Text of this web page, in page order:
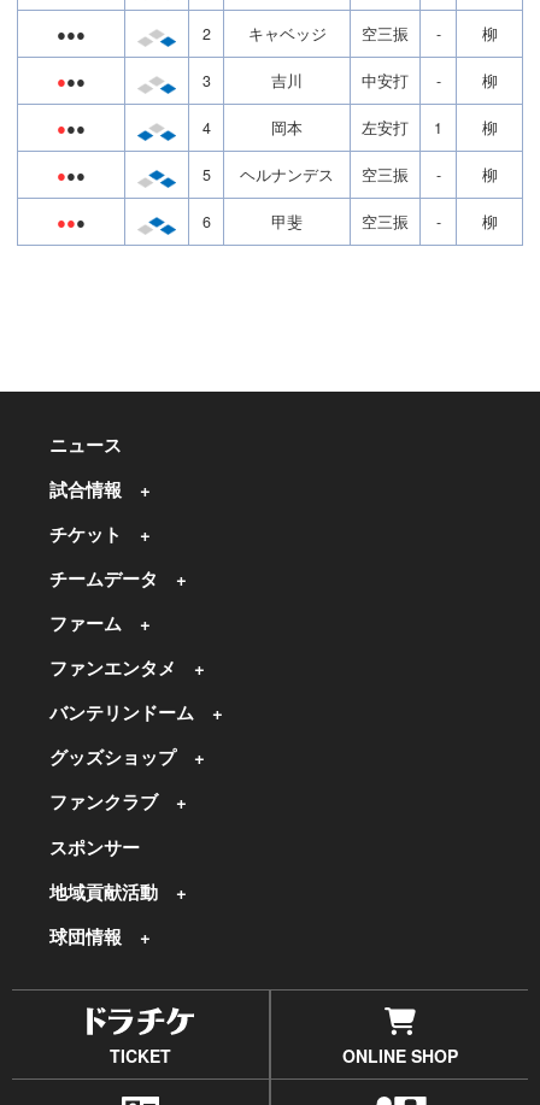
●●● 2 キャベッジ 空三振 - 柳
●●● 3 吉川 中安打 - 柳
●●● 4 岡本 左安打 1 柳
●●● 5 ヘルナンデス 空三振 - 柳
●●● 6 甲斐 空三振 - 柳
ニュース
試合情報
チケット
チームデータ
ファーム
ファンエンタメ
バンテリンドーム
グッズショップ
ファンクラブ
スポンサー
地域貢献活動
球団情報
TICKET ONLINE SHOP